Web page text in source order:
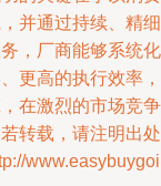
并通过持续、精
，厂商能够系统
更高的执行效率
在激烈的市场竞
转载，请注明出处